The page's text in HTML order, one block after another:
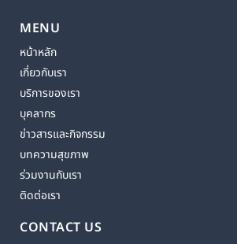
MENU
หน้าหลัก
เกี่ยวกับเรา
บริการของเรา
บุคลากร
ข่าวสารและกิจกรรม
บทความสุขภาพ
ร่วมงานกับเรา
ติดต่อเรา
CONTACT US